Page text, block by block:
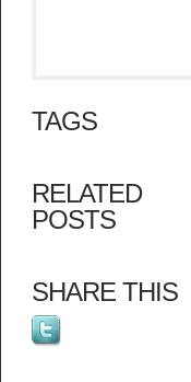
TAGS
RELATED
POSTS
SHARE THIS